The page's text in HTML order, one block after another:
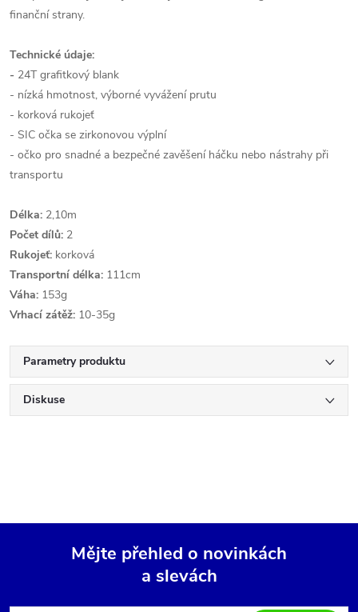
finanční strany.
Technické údaje:
- 24T grafitkový blank
- nízká hmotnost, výborné vyvážení prutu
- korková rukojeť
- SIC očka se zirkonovou výplní
- očko pro snadné a bezpečné zavěšení háčku nebo nástrahy při
transportu
Délka: 2,10m
Počet dílů: 2
Rukojeť: korková
Transportní délka: 111cm
Váha: 153g
Vrhací zátěž: 10-35g
Parametry produktu
Diskuse
Mějte přehled o novinkách
a slevách